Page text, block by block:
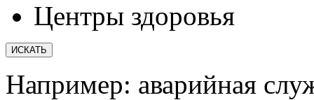
Центры здоровья
Например: аварийная